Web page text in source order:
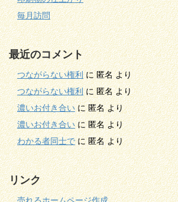
毎月訪問
最近のコメント
つながらない権利に匿名より
つながらない権利に匿名より
濃いお付き合いに匿名より
濃いお付き合いに匿名より
わかる者同士でに匿名より
リンク